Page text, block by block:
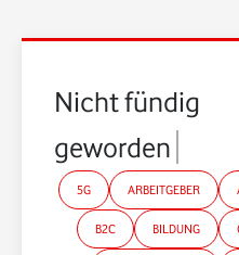
Nicht fündig
geworden?
5G ARBEITGEBER
B2C BILDUNG